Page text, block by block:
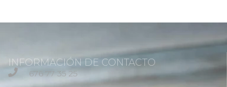
INFORMACIÓN DE CONTACTO
676 77 35 25